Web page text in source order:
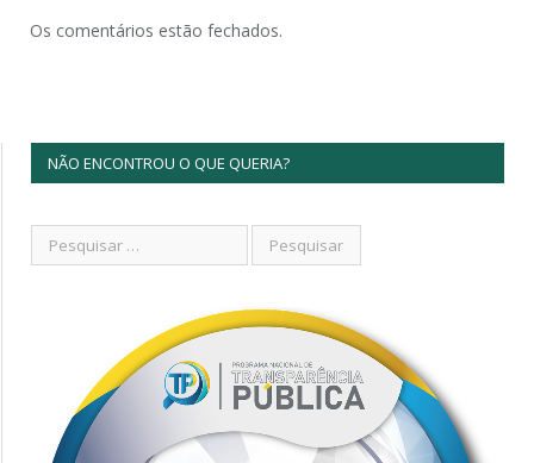
Os comentários estão fechados.
NÃO ENCONTROU O QUE QUERIA?